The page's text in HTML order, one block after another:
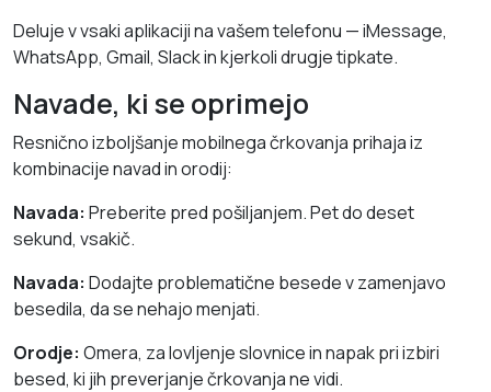
Deluje v vsaki aplikaciji na vašem telefonu — iMessage,
WhatsApp, Gmail, Slack in kjerkoli drugje tipkate.
Navade, ki se oprimejo
Resnično izboljšanje mobilnega črkovanja prihaja iz
kombinacije navad in orodij:
Navada: Preberite pred pošiljanjem. Pet do deset
sekund, vsakič.
Navada: Dodajte problematične besede v zamenjavo
besedila, da se nehajo menjati.
Orodje: Omera, za lovljenje slovnice in napak pri izbiri
besed, ki jih preverjanje črkovanja ne vidi.